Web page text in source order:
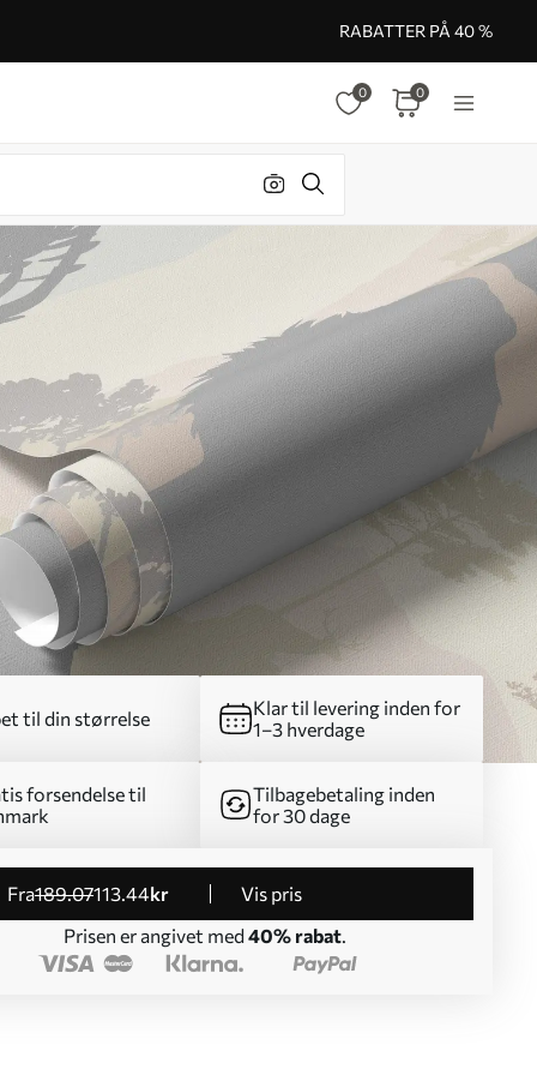
RABATTER PÅ 40 %
0 0
til din størrelse
Klar til levering inden for
1–3 hverdage
forsendelse til
Tilbagebetaling inden
for 30 dage
fra189.07113.44kr
Vis pris
Prisen er angivet med 40% rabat.